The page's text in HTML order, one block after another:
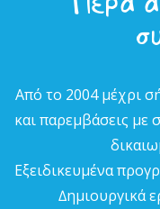
Από το 2004 µέχρι
και παρεµβάσεις
Εξειδικευµένα
∆ηµιουργικά